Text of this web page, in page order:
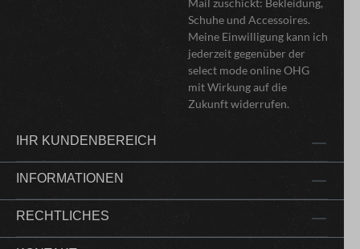
Mail zuschickt: Bekleidung,
Schuhe und Accessoires.
Meine Einwilligung kann ich
jederzeit gegenüber der
select mode online OHG
mit Wirkung auf die
Zukunft widerrufen.
IHR KUNDENBEREICH
INFORMATIONEN
RECHTLICHES